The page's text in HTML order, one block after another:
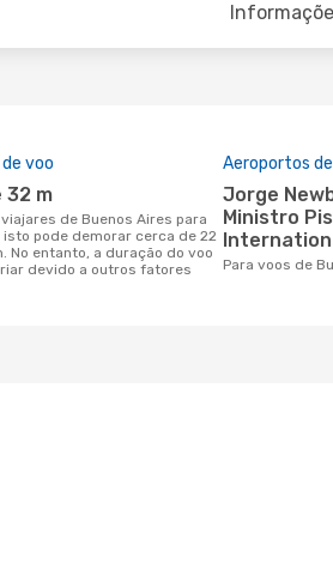
voo
32 m
isto pode demorar cerca de 22
No entanto, a duração do voo
devido a outros fatores
Aeroportos
Jorge Newberry Airport,
Ministro
Para voos de